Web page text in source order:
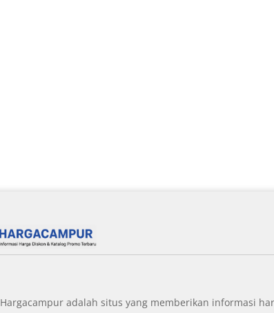
Hargacampur adalah situs yang memberikan informasi